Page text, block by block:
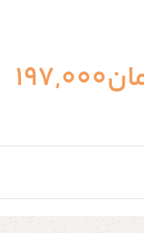
197,000